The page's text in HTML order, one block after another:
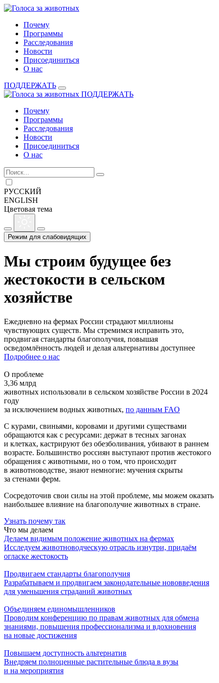
Перейти
содержимому
Почему
Программы
Расследования
Новости
Присоединиться
О нас
ПОДДЕРЖАТЬ
ПОДДЕРЖАТЬ
Почему
Программы
Расследования
Новости
Присоединиться
О нас
РУССКИЙ
ENGLISH
Цветовая тема
Режим для слабовидящих
Мы строим будущее без
жестокости в сельском
хозяйстве
Ежедневно на фермах России страдают миллионы
чувствующих существ. Мы стремимся исправить это,
продвигая стандарты благополучия, повышая
осведомлённость людей и делая альтернативы доступнее
Подробнее о нас
О проблеме
3,36 млрд
животных использовали в сельском хозяйстве России в 2024
году
за исключением водных животных, по данным FAO
С курами, свиньями, коровами и другими существами
обращаются как с ресурсами: держат в тесных загонах
и клетках, кастрируют без обезболивания, убивают в раннем
возрасте. Большинство россиян выступают против жестокого
обращения с животными, но о том, что происходит
в животноводстве, знают немногие: мучения скрыты
за стенами ферм.
Сосредоточив свои силы на этой проблеме, мы можем оказать
наибольшее влияние на благополучие животных в стране.
Узнать почему так
Что мы делаем
Делаем видимым положение животных на фермах
Исследуем животноводческую отрасль изнутри, придаём
огласке жестокость
Продвигаем стандарты благополучия
Разрабатываем и продвигаем законодательные нововведения
для уменьшения страданий животных
Объединяем единомышленников
Проводим конференцию по правам животных для обмена
знаниями, повышения профессионализма и вдохновения
на новые достижения
Повышаем доступность альтернатив
Внедряем полноценные растительные блюда в вузы
и на мероприятия